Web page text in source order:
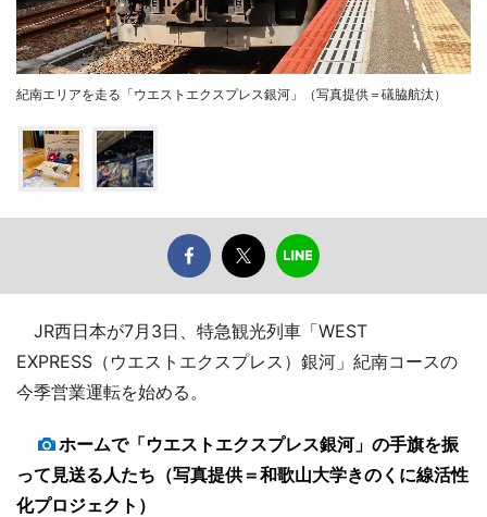
紀南エリアを走る「ウエストエクスプレス銀河」（写真提供＝礒脇航汰）
JR西日本が7月3日、特急観光列車「WEST
EXPRESS（ウエストエクスプレス）銀河」紀南コースの
今季営業運転を始める。
ホームで「ウエストエクスプレス銀河」の手旗を振
って見送る人たち（写真提供＝和歌山大学きのくに線活性
化プロジェクト）